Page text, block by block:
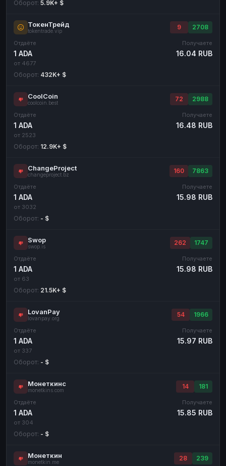
Оборот: 5.9K+ $
ТокенТрейд
tokentrade.vip
9 2708
Отдаёте
1 ADA
от 4677
Получаете
16.04 RUB
Оборот: 432K+ $
CoolCoin
coolcoin.best
72 2988
Отдаёте
1 ADA
от 2523
Получаете
16.48 RUB
Оборот: 12.9K+ $
ChangeProject
changeproject.bz
160 7863
Отдаёте
1 ADA
от 3032
Получаете
15.98 RUB
Оборот: - $
Swop
swop.is
262 1747
Отдаёте
1 ADA
от 63
Получаете
15.98 RUB
Оборот: 21.5K+ $
LovanPay
lovanpay.org
54 1966
Отдаёте
1 ADA
от 337
Получаете
15.97 RUB
Оборот: - $
Монеткинс
monetkins.com
14 181
Отдаёте
1 ADA
от 304
Получаете
15.85 RUB
Оборот: - $
Монеткин
monetkin.me
28 239